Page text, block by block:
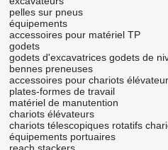
pelles sur pneus
équipements
accessoires pour matériel TP
godets
godets d'excavatrices godets de
bennes preneuses
accessoires pour chariots
plates-formes de travail
matériel de manutention
chariots élévateurs
chariots télescopiques rotatifs
équipements portuaires